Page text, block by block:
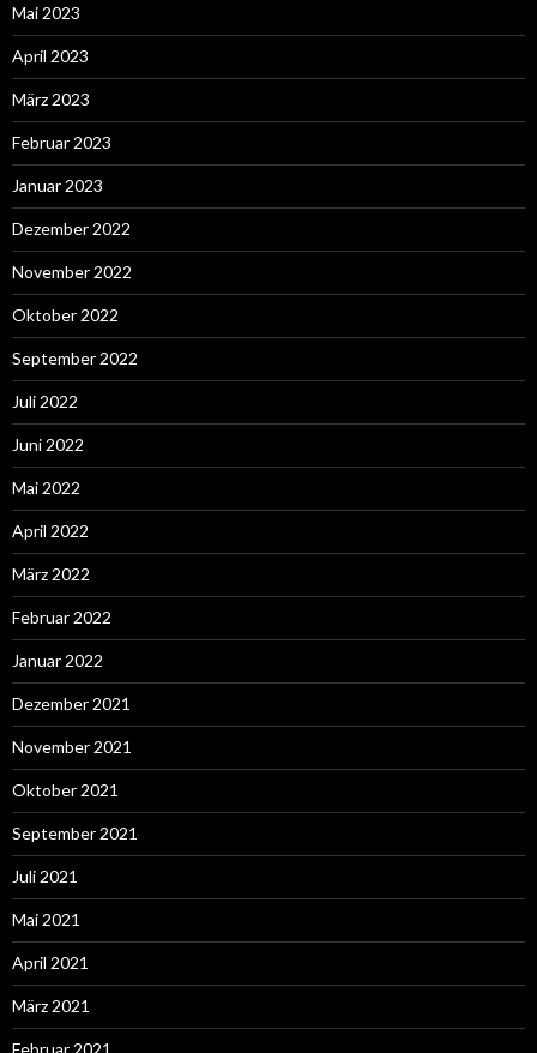
Mai 2023
April 2023
März 2023
Februar 2023
Januar 2023
Dezember 2022
November 2022
Oktober 2022
September 2022
Juli 2022
Juni 2022
Mai 2022
April 2022
März 2022
Februar 2022
Januar 2022
Dezember 2021
November 2021
Oktober 2021
September 2021
Juli 2021
Mai 2021
April 2021
März 2021
Februar 2021